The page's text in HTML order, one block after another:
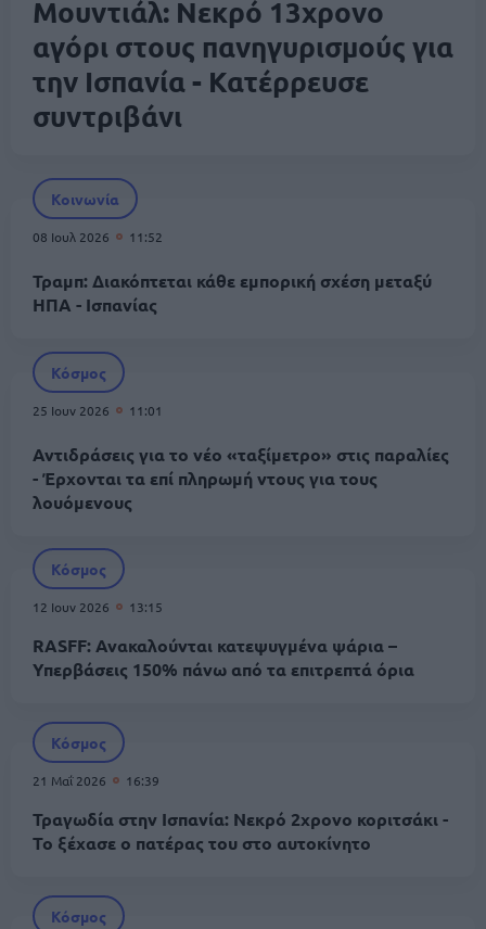
Μουντιάλ: Νεκρό 13χρονο
αγόρι στους πανηγυρισμούς για
την Ισπανία - Κατέρρευσε
συντριβάνι
Κοινωνία
08 Ιουλ 2026 11:52
Τραμπ: Διακόπτεται κάθε εμπορική σχέση μεταξύ
ΗΠΑ - Ισπανίας
Κόσμος
25 Ιουν 2026 11:01
Αντιδράσεις για το νέο «ταξίμετρο» στις παραλίες
- Έρχονται τα επί πληρωμή ντους για τους
λουόμενους
Κόσμος
12 Ιουν 2026 13:15
RASFF: Ανακαλούνται κατεψυγμένα ψάρια –
Υπερβάσεις 150% πάνω από τα επιτρεπτά όρια
Κόσμος
21 Μαΐ 2026 16:39
Τραγωδία στην Ισπανία: Νεκρό 2χρονο κοριτσάκι -
Το ξέχασε ο πατέρας του στο αυτοκίνητο
Κόσμος